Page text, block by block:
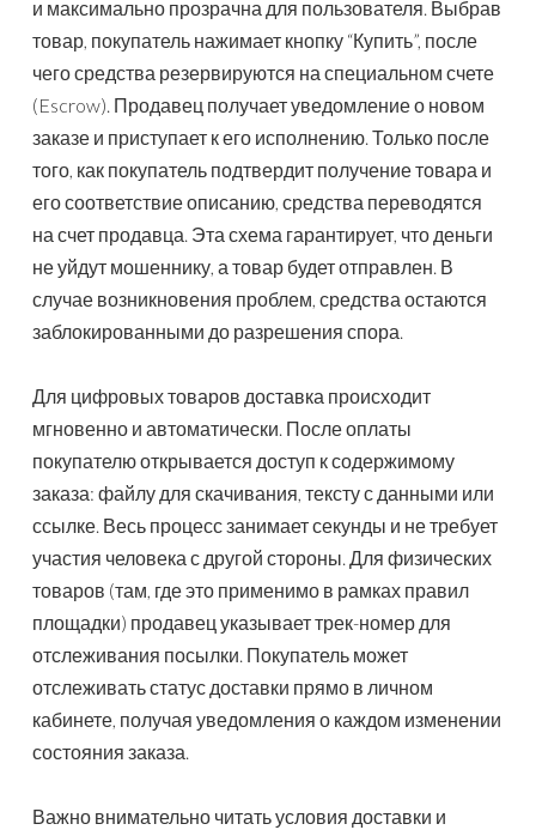
и максимально прозрачна для пользователя. Выбрав
товар, покупатель нажимает кнопку “Купить”, после
чего средства резервируются на специальном счете
(Escrow). Продавец получает уведомление о новом
заказе и приступает к его исполнению. Только после
того, как покупатель подтвердит получение товара и
его соответствие описанию, средства переводятся
на счет продавца. Эта схема гарантирует, что деньги
не уйдут мошеннику, а товар будет отправлен. В
случае возникновения проблем, средства остаются
заблокированными до разрешения спора.
Для цифровых товаров доставка происходит
мгновенно и автоматически. После оплаты
покупателю открывается доступ к содержимому
заказа: файлу для скачивания, тексту с данными или
ссылке. Весь процесс занимает секунды и не требует
участия человека с другой стороны. Для физических
товаров (там, где это применимо в рамках правил
площадки) продавец указывает трек-номер для
отслеживания посылки. Покупатель может
отслеживать статус доставки прямо в личном
кабинете, получая уведомления о каждом изменении
состояния заказа.
Важно внимательно читать условия доставки и